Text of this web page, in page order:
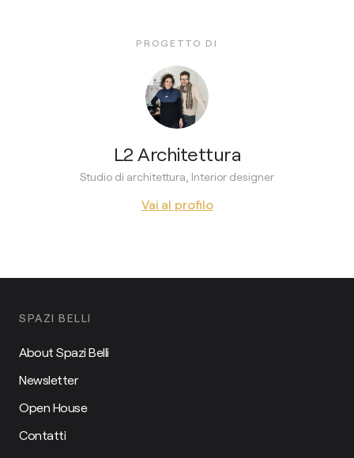
PROGETTO DI
L2 Architettura
Studio di architettura, Interior designer
Vai al profilo
SPAZI BELLI
About Spazi Belli
Newsletter
Open House
Contatti